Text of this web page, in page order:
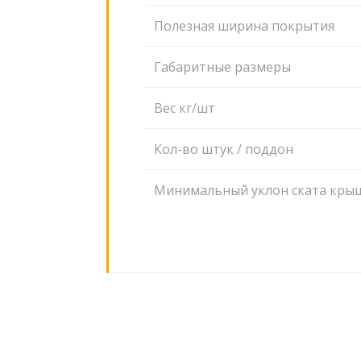
Полезная ширина покрытия
Габаритные размеры
Вес кг/шт
Кол-во штук / поддон
Минимальный уклон ската